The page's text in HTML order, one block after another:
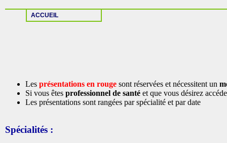
ACCUEIL
Les présentations en rouge sont réservées et nécessitent un
Si vous êtes professionnel de santé et que vous désirez
Les présentations sont rangées par spécialité et par date
Spécialités :